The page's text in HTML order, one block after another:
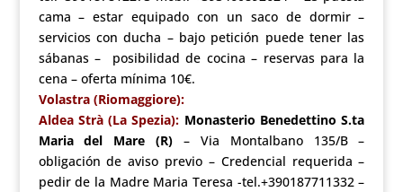
cama – estar equipado con un saco de dormir –
servicios con ducha – bajo petición puede tener las
sábanas – posibilidad de cocina – reservas para la
cena – oferta mínima 10€.
Volastra (Riomaggiore):
Aldea Strà (La Spezia): Monasterio Benedettino S.ta
Maria del Mare (R) – Via Montalbano 135/B –
obligación de aviso previo – Credencial requerida –
pedir de la Madre Maria Teresa -tel.+390187711332 –